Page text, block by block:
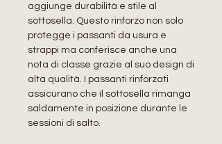
aggiunge durabilità e stile al
sottosella. Questo rinforzo non solo
protegge i passanti da usura e
strappi ma conferisce anche una
nota di classe grazie al suo design di
alta qualità. I passanti rinforzati
assicurano che il sottosella rimanga
saldamente in posizione durante le
sessioni di salto.